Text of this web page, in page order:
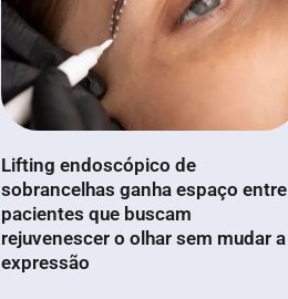
Lifting endoscópico de
sobrancelhas ganha espaço entre
pacientes que buscam
rejuvenescer o olhar sem mudar a
expressão